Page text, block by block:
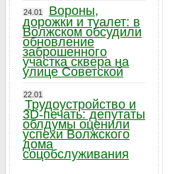
24.01
Вороны,
дорожки и туалет: в
Волжском обсудили
обновление
заброшенного
участка сквера на
улице Советской
22.01
Трудоустройство и
3D-печать: депутаты
облдумы оценили
успехи Волжского
дома
соцобслуживания